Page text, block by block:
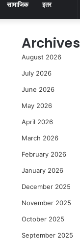
सामाजिक इतर
Archives
August 2026
July 2026
June 2026
May 2026
April 2026
March 2026
February 2026
January 2026
December 2025
November 2025
October 2025
September 2025